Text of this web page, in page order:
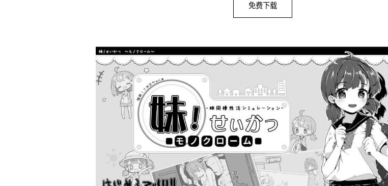
免费下载